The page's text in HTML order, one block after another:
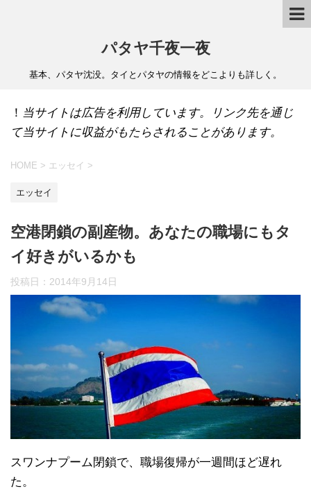
パタヤ千夜一夜
基本、パタヤ沈没。タイとパタヤの情報をどこよりも詳しく。
！ 当サイトは広告を利用しています。リンク先を通じ
て当サイトに収益がもたらされることがあります。
HOME > エッセイ >
エッセイ
空港閉鎖の副産物。あなたの職場にもタ
イ好きがいるかも
投稿日： 2014年9月14日
スワンナプーム閉鎖で、職場復帰が一週間ほど遅れ
た。